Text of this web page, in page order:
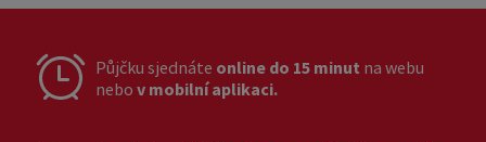
Půjčku sjednáte online do 15 minut na webu
nebo v mobilní aplikaci.